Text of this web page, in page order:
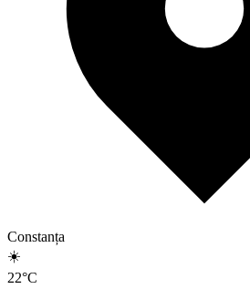
Constanța
☀️
22°C